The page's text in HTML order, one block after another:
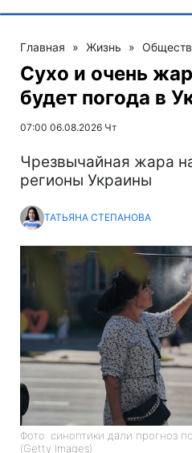
Главная » Жизнь »
Сухо и очень
будет погода в
07:00 06.08.2026 Чт
Чрезвычайная жара
регионы Украины
ТАТЬЯНА СТЕПАНОВА
Фото: синоптики дали прогноз
(Getty Images)